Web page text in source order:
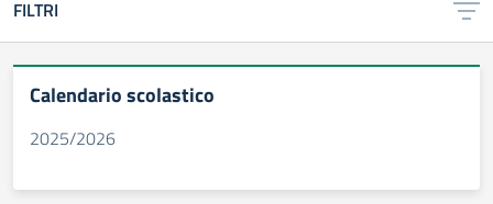
FILTRI
Calendario scolastico
2025/2026